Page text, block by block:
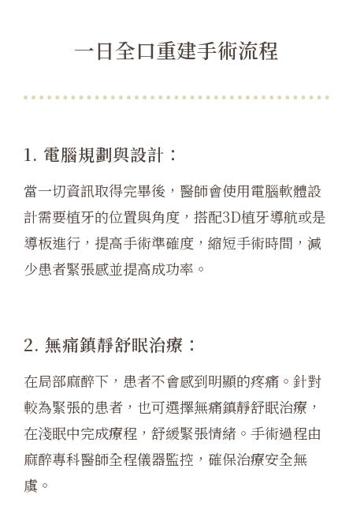
一日全口重建手術流程
1. 電腦規劃與設計：
當一切資訊取得完畢後，醫師會使用電腦軟體設
計需要植牙的位置與角度，搭配3D植牙導航或是
導板進行，提高手術準確度，縮短手術時間，減
少患者緊張感並提高成功率。
2. 無痛鎮靜舒眠治療：
在局部麻醉下，患者不會感到明顯的疼痛。針對
較為緊張的患者，也可選擇無痛鎮靜舒眠治療，
在淺眠中完成療程，舒緩緊張情緒。手術過程由
麻醉專科醫師全程儀器監控，確保治療安全無
虞。